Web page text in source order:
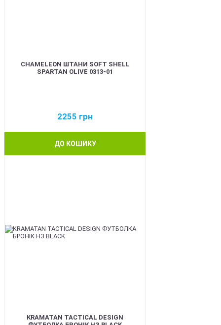
CHAMELEON ШТАНИ SOFT SHELL
SPARTAN OLIVE 0313-01
2255 грн
ДО КОШИКУ
KRAMATAN TACTICAL DESIGN